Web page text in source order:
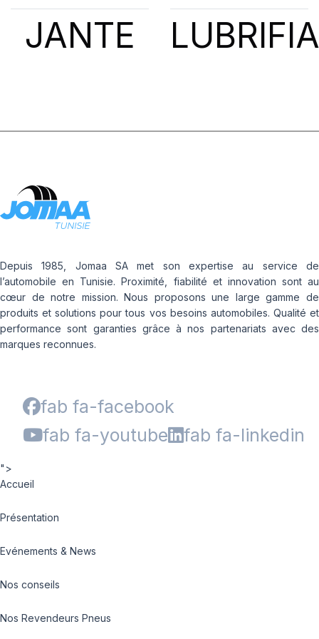
JANTE
Depuis 1985, Jomaa SA met son expertise au service de
l’automobile en Tunisie. Proximité, fiabilité et innovation sont au
cœur de notre mission. Nous proposons une large gamme de
produits et solutions pour tous vos besoins automobiles. Qualité et
performance sont garanties grâce à nos partenariats avec des
marques reconnues.
fab fa-facebook
fab fa-youtube
fab fa-linkedin
">
Accueil
Présentation
Evénements & News
Nos conseils
Nos Revendeurs Pneus